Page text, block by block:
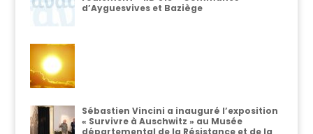
d’Ayguesvives et Baziège
Sébastien Vincini a inauguré l’exposition
« Survivre à Auschwitz » au Musée
départemental de la Résistance et de la